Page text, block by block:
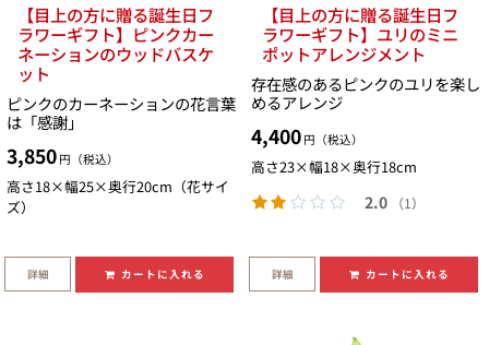
【目上の方に贈る誕生日フ
ラワーギフト】ピンクカー
ネーションのウッドバスケ
ット
ピンクのカーネーションの花言葉
は「感謝」
3,850 円（税込）
高さ18×幅25×奥行20cm（花サイ
ズ）
詳細 カートに入れる
【目上の方に贈る誕生日フ
ラワーギフト】ユリのミニ
ポットアレンジメント
存在感のあるピンクのユリを楽し
めるアレンジ
4,400 円（税込）
高さ23×幅18×奥行18cm
2.0 （1）
詳細 カートに入れる